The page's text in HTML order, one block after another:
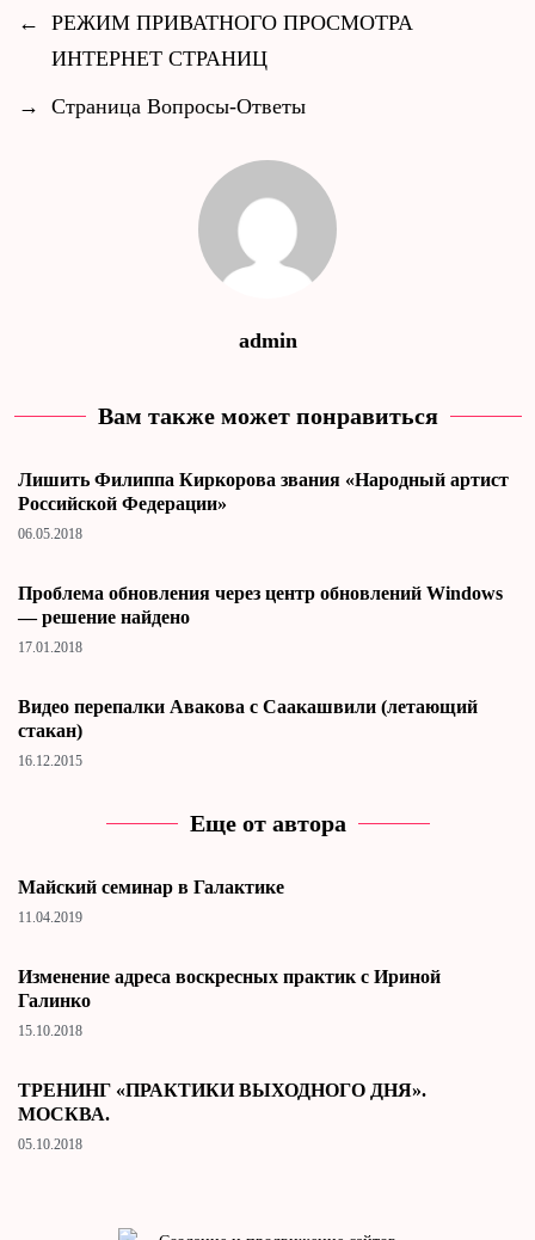
←
РЕЖИМ ПРИВАТНОГО ПРОСМОТРА
ИНТЕРНЕТ СТРАНИЦ
→
Страница Вопросы-Ответы
admin
Вам также может понравиться
Лишить Филиппа Киркорова звания «Народный артист
Российской Федерации»
06.05.2018
Проблема обновления через центр обновлений Windows
— решение найдено
17.01.2018
Видео перепалки Авакова с Саакашвили (летающий
стакан)
16.12.2015
Еще от автора
Майский семинар в Галактике
11.04.2019
Изменение адреса воскресных практик с Ириной
Галинко
15.10.2018
ТРЕНИНГ «ПРАКТИКИ ВЫХОДНОГО ДНЯ».
МОСКВА.
05.10.2018